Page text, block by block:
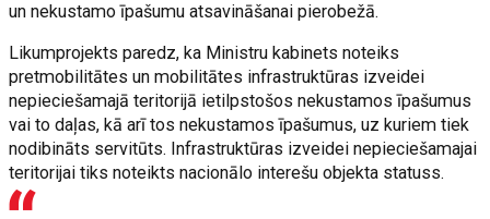
un nekustamo īpašumu atsavināšanai pierobežā.
Likumprojekts paredz, ka Ministru kabinets noteiks
pretmobilitātes un mobilitātes infrastruktūras izveidei
nepieciešamajā teritorijā ietilpstošos nekustamos īpašumus
vai to daļas, kā arī tos nekustamos īpašumus, uz kuriem tiek
nodibināts servitūts. Infrastruktūras izveidei nepieciešamajai
teritorijai tiks noteikts nacionālo interešu objekta statuss.